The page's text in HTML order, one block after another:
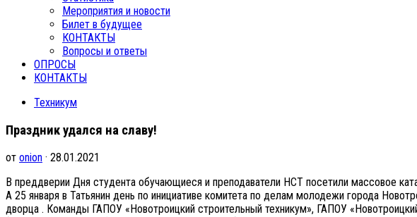
Мероприятия и новости
Билет в будущее
КОНТАКТЫ
Вопросы и ответы
ОПРОСЫ
КОНТАКТЫ
Техникум
Праздник удался на славу!
от onion · 28.01.2021
В преддверии Дня студента обучающиеся и преподаватели НСТ посетили массовое
А 25 января в Татьянин день по инициативе комитета по делам молодежи города
дворца . Команды ГАПОУ «Новотроицкий строительный техникум», ГАПОУ